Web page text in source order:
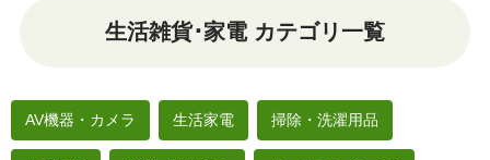
生活雑貨･家電 カテゴリ一覧
AV機器・カメラ 生活家電 掃除・洗濯用品